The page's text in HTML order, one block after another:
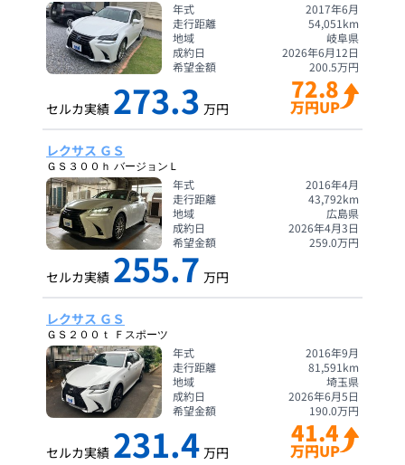
年式
2017年6月
走行距離
54,051 km
地域
岐阜県
成約日
2026年6月12日
希望金額
200.5万円
セルカ実績 273.3 万円
72.8
万円UP
レクサス ＧＳ
ＧＳ３００ｈ バージョンＬ
年式
2016年4月
走行距離
43,792km
地域
広島県
成約日
2026年4月3日
希望金額
259.0万円
セルカ実績 255.7 万円
レクサス ＧＳ
ＧＳ２００ｔ Ｆスポーツ
年式
2016年9月
走行距離
81,591 km
地域
埼玉県
成約日
2026年6月5日
希望金額
190.0万円
セルカ実績 231.4 万円
41.4
万円UP